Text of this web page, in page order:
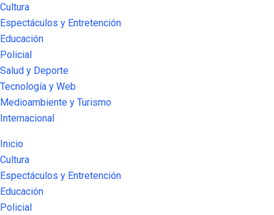
Cultura
Espectáculos y Entretención
Educación
Policial
Salud y Deporte
Tecnología y Web
Medioambiente y Turismo
Internacional
Inicio
Cultura
Espectáculos y Entretención
Educación
Policial